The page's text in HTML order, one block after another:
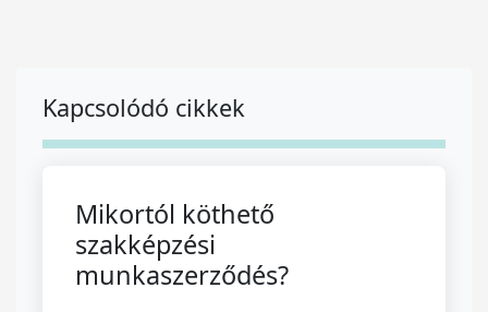
Kapcsolódó cikkek
Mikortól köthető
szakképzési
munkaszerződés?